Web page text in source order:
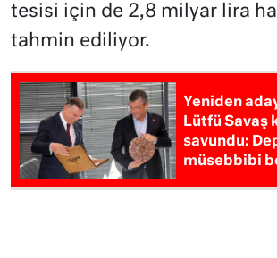
tesisi için de 2,8 milyar lira
tahmin ediliyor.
Yeniden
Lütfü Savaş
savundu:
müsebbibi